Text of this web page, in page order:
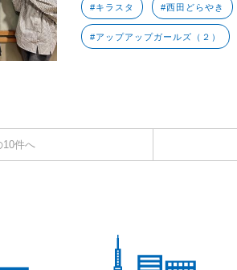
#キラスタ #西田どらやき
#アップアップガールズ（２）
10件へ